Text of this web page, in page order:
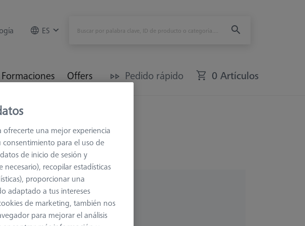
ES
Formaciones Offers Pedido rápido 0 Artículos
Ø Eje (DS)
una mejor experiencia
para el uso de
de inicio de sesión y
recopilar estadísticas
proporcionar una
adaptado a tus intereses
de marketing, también nos
para mejorar el análisis